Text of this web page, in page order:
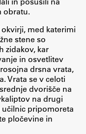
obratu.
med katerimi
stene so
zidakov, kar
in osvetlitev
drsna vrata,
Vrata se v celoti
dvorišče na
na drugi
pripomoreta
pločevine in